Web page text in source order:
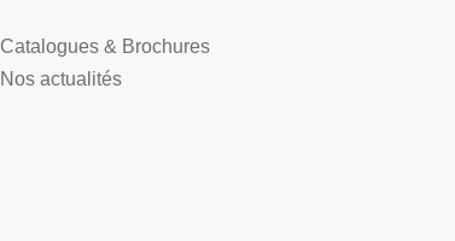
Catalogues & Brochures
Nos actualités